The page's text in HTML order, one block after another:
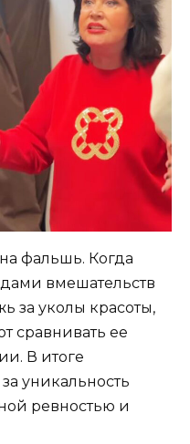
фальшь. Когда
вмешательств
за уколы красоты,
сравнивать ее
В итоге
уникальность
ревностью и